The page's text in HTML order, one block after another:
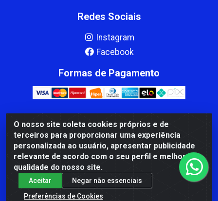
O nosso site coleta cookies próprios e de
terceiros para proporcionar uma experiência
personalizada ao usuário, apresentar publicidade
relevante de acordo com o seu perfil e melhorar a
qualidade do nosso site.
Aceitar
Negar não essenciais
Preferências de Cookies
Redes Sociais
Instagram
Facebook
Formas de Pagamento
CBP MACEDO COMERCIO PEÇAS LTDA Matriz - av Mauro
Miranda Madureira, 1249 - Coramara , Cachoeiro de
Itapemirim/ES - CEP 29.311-310 - CNPJ 00.502.680/0001-41